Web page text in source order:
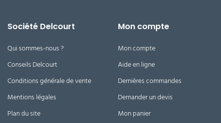
Société Delcourt
Qui sommes-nous ?
Conseils Delcourt
Conditions générale de vente
Mentions légales
Plan du site
Mon compte
Mon compte
Aide en ligne
Dernières commandes
Demander un devis
Mon panier